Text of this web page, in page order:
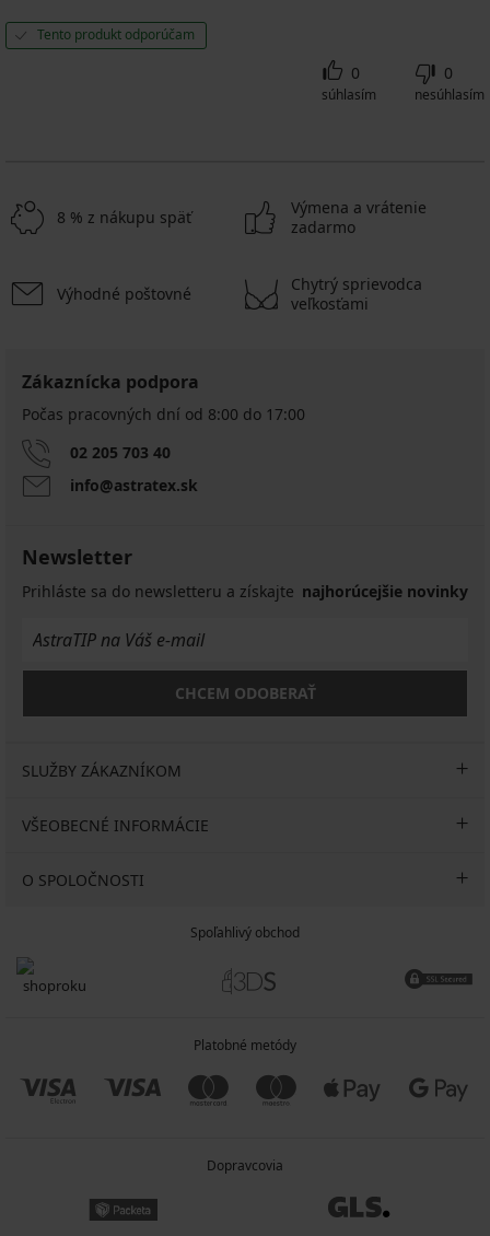
Tento produkt odporúčam
0
súhlasím
0
nesúhlasím
8 % z nákupu späť
Výmena a vrátenie
zadarmo
Výhodné poštovné
Chytrý sprievodca
veľkosťami
Zákaznícka podpora
Počas pracovných dní od 8:00 do 17:00
02 205 703 40
info@astratex.sk
Newsletter
Prihláste sa do newsletteru a získajte najhorúcejšie novinky
CHCEM ODOBERAŤ
SLUŽBY ZÁKAZNÍKOM
VŠEOBECNÉ INFORMÁCIE
O SPOLOČNOSTI
Spoľahlivý obchod
Platobné metódy
Dopravcovia